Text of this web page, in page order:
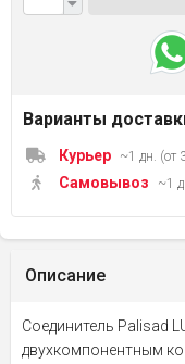
Варианты
Курьер ~1 дн. (от
Самовывоз ~1
Описание
Соединитель Palisad
двухкомпонентным